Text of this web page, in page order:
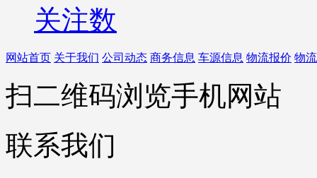
关注数
网站首页 关于我们 公司动态 商务信息 车源信息 物流报价 物
扫二维码浏览手机网站
联系我们